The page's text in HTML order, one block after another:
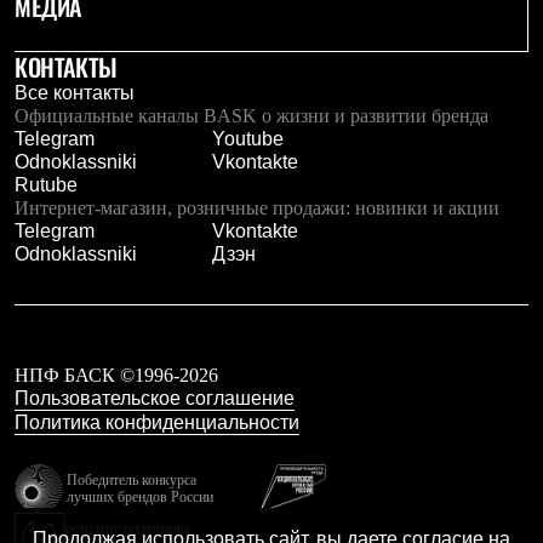
С синтетическим утеплителем
Сумки и баулы
Баулы
Кошельки
Сумки
Гермомешки
Полезные аксессуары
Книги
Еда
Коврики
Ботинки
Кроссовки
Сапоги
Гамаши
Бахилы
КОНТАКТЫ
Все контакты
Официальные каналы BASK о жизни и развитии бренда
Telegram
Youtube
Odnoklassniki
Vkontakte
Rutube
Интернет-магазин, розничные продажи: новинки и акции
Telegram
Vkontakte
Odnoklassniki
Дзэн
НПФ БАСК ©1996-2026
Пользовательское соглашение
Политика конфиденциальности
Победитель конкурса
лучших брендов России
Продолжая использовать сайт, вы даете согласие на